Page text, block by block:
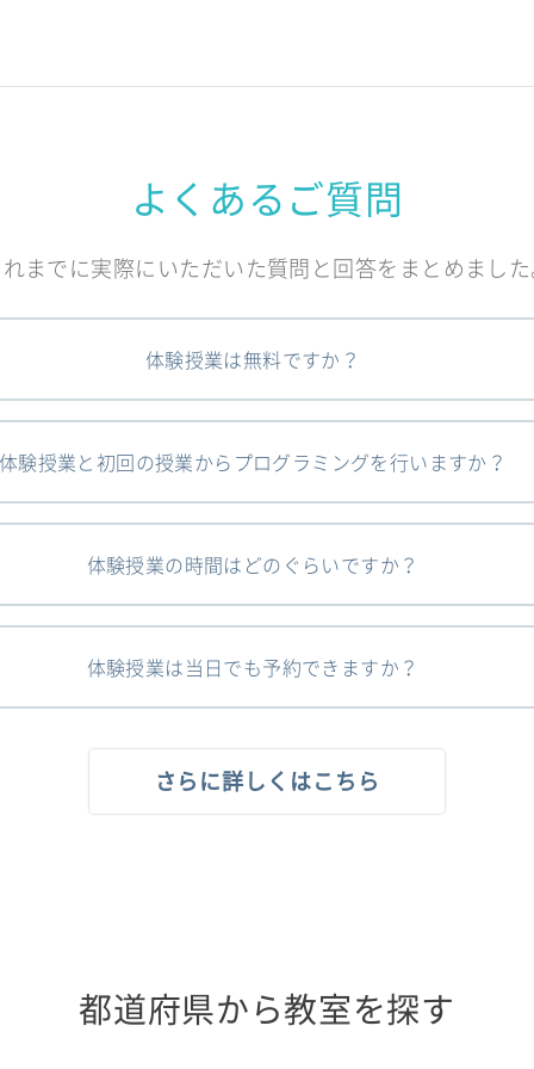
よくあるご質問
までに実際にいただいた質問と回答をまとめまし
体験授業は無料ですか？
験授業と初回の授業からプログラミングを行いますか？
体験授業の時間はどのぐらいですか？
体験授業は当日でも予約できますか？
さらに詳しくはこちら
都道府県から教室を探す